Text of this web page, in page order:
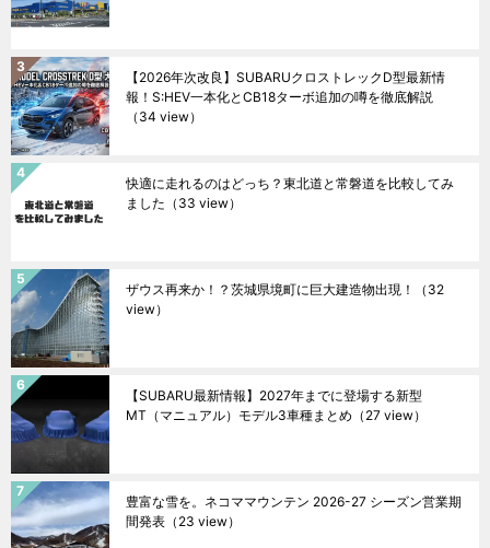
【2026年次改良】SUBARUクロストレックD型最新情
報！S:HEV一本化とCB18ターボ追加の噂を徹底解説
（34 view）
快適に走れるのはどっち？東北道と常磐道を比較してみ
ました （33 view）
ザウス再来か！？茨城県境町に巨大建造物出現！
（32
view）
【SUBARU最新情報】2027年までに登場する新型
MT（マニュアル）モデル3車種まとめ （27 view）
豊富な雪を。ネコママウンテン 2026-27 シーズン営業期
間発表 （23 view）